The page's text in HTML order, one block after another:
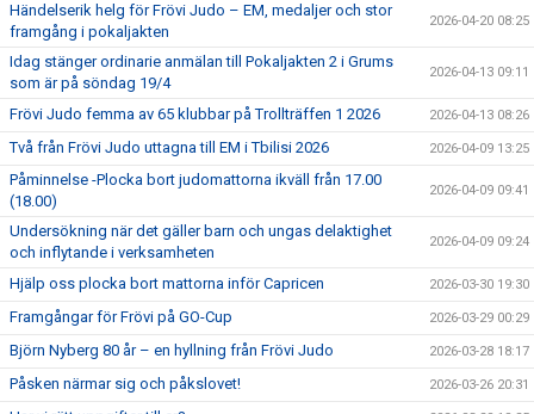
Händelserik helg för Frövi Judo – EM, medaljer och stor
framgång i pokaljakten
2026-04-20 08:25
Idag stänger ordinarie anmälan till Pokaljakten 2 i Grums
som är på söndag 19/4
2026-04-13 09:11
Frövi Judo femma av 65 klubbar på Trollträffen 1 2026 2026-04-13 08:26
Två från Frövi Judo uttagna till EM i Tbilisi 2026 2026-04-09 13:25
Påminnelse -Plocka bort judomattorna ikväll från 17.00
(18.00)
2026-04-09 09:41
Undersökning när det gäller barn och ungas delaktighet
och inflytande i verksamheten
2026-04-09 09:24
Hjälp oss plocka bort mattorna inför Capricen 2026-03-30 19:30
Framgångar för Frövi på GO-Cup 2026-03-29 00:29
Björn Nyberg 80 år – en hyllning från Frövi Judo 2026-03-28 18:17
Påsken närmar sig och påkslovet! 2026-03-26 20:31